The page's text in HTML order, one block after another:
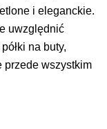
i eleganckie.
uwzględnić
na buty,
przede wszystkim